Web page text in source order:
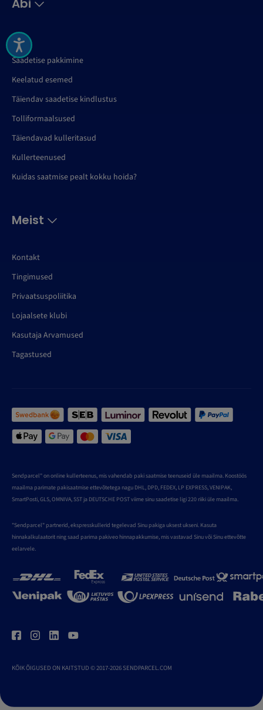
Abi
KKK
Saadetise pakkimine
Keelatud esemed
Täiendav saadetise kindlustus
Tolliformaalsused
Täiendavad kulleritasud
Kullerteenused
Kuidas saatmise pealt kokku hoida?
Meist
Kontakt
Tingimused
Privaatsuspoliitika
Lojaalsete klubi
Kasutaja Arvamused
Tagastused
Sendparcel" on online kullerteenus, mis vahendab paki saatmise teenuseid üle maailma. Koostöös
maailma parimate pakisaatmise ettevõtetega nagu DHL, DPD, FEDEX, LP EXPRESS, VENIPAK,
SmartPosti, GLS, OMNIVA, SST ja DEUTSCHE POST viime sinu saadetise ligi 220 riiki üle maailma.
"Sendparcel" partnerid, ekspresskullerid tegelevad Sinu pakiga uksest ukseni. Kasuta
hinnakalkulaatorit ning saad parima pakiveo hinnapakkumise, mis vastavad Sinu või Sinu ettevõtte
eelarvele.
KÕIK ÕIGUSED ON KAITSTUD © 2017-2026 SENDPARCEL.COM